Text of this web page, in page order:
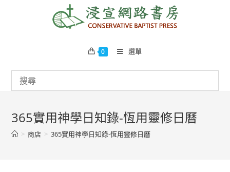
0 選單
365實用神學日知錄-恆用靈修日曆
> 商店 > 365實用神學日知錄-恆用靈修日曆